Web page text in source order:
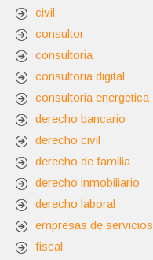
civil
consultor
consultoria
consultoria digital
consultoria energetica
derecho bancario
derecho civil
derecho de familia
derecho inmobiliario
derecho laboral
empresas de servicios
fiscal